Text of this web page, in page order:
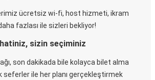
ücretsiz wi-fi, host hizmeti, ikram
fazlası ile sizleri bekliyor!
sizin seçiminiz
son dakikada bile kolayca bilet alma
seferler ile her planı gerçekleştirmek